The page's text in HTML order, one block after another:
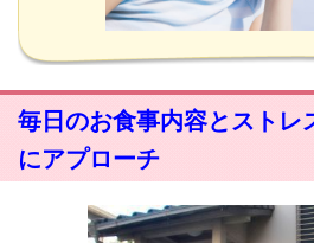
毎日のお食事内容とストレ
にアプローチ